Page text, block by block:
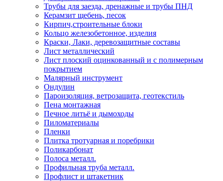
Трубы для заезда, дренажные и трубы ПНД
Керамзит щебень, песок
Кирпич,строительные блоки
Кольцо железобетонное, изделия
Краски, Лаки, деревозащитные составы
Лист металлический
Лист плоский оцинкованный и с полимерным
покрытием
Малярный инструмент
Ондулин
Пароизоляция, ветрозащита, геотекстиль
Пена монтажная
Печное литьё и дымоходы
Пиломатериалы
Пленки
Плитка тротуарная и поребрики
Поликарбонат
Полоса металл.
Профильная труба металл.
Профлист и штакетник